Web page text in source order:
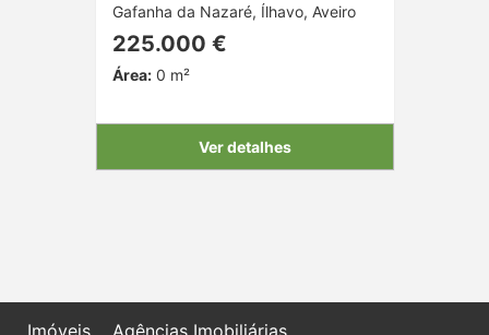
Gafanha da Nazaré, Ílhavo, Aveiro
225.000 €
Área:0 m²
Ver detalhes
Imóveis Agências Imobiliárias